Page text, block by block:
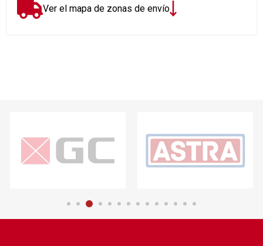
Ver el mapa de zonas de envío